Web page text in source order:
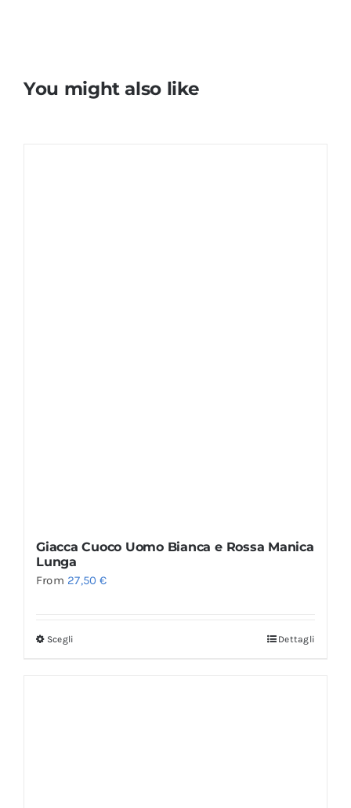
You might also like
Giacca Cuoco Uomo Bianca e Rossa Manica
Lunga
From 27,50€
Scegli Dettagli